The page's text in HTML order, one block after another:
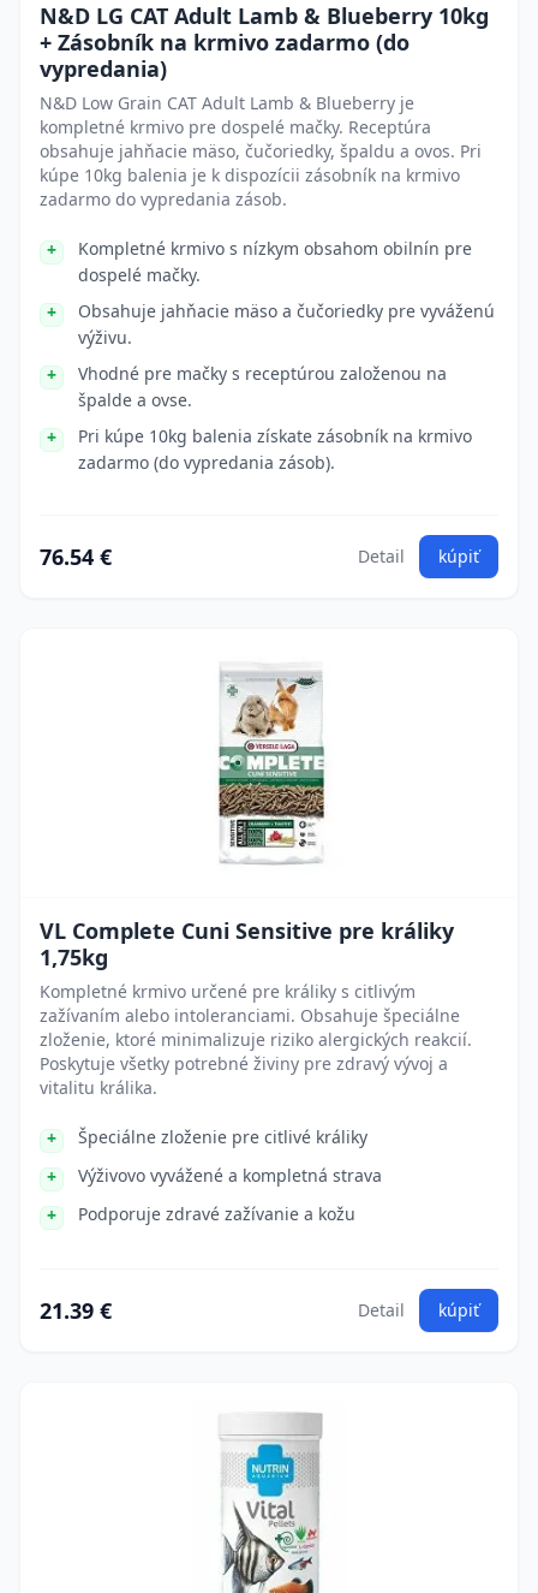
N&D LG CAT Adult Lamb & Blueberry 10kg
+ Zásobník na krmivo zadarmo (do
vypredania)
N&D Low Grain CAT Adult Lamb & Blueberry je
kompletné krmivo pre dospelé mačky. Receptúra
obsahuje jahňacie mäso, čučoriedky, špaldu a ovos. Pri
kúpe 10kg balenia je k dispozícii zásobník na krmivo
zadarmo do vypredania zásob.
Kompletné krmivo s nízkym obsahom obilnín pre
dospelé mačky.
Obsahuje jahňacie mäso a čučoriedky pre vyváženú
výživu.
Vhodné pre mačky s receptúrou založenou na
špalde a ovse.
Pri kúpe 10kg balenia získate zásobník na krmivo
zadarmo (do vypredania zásob).
76.54 € Detail kúpiť
VL Complete Cuni Sensitive pre králiky
1,75kg
Kompletné krmivo určené pre králiky s citlivým
zažívaním alebo intoleranciami. Obsahuje špeciálne
zloženie, ktoré minimalizuje riziko alergických reakcií.
Poskytuje všetky potrebné živiny pre zdravý vývoj a
vitalitu králika.
Špeciálne zloženie pre citlivé králiky
Výživovo vyvážené a kompletná strava
Podporuje zdravé zažívanie a kožu
21.39 € Detail kúpiť